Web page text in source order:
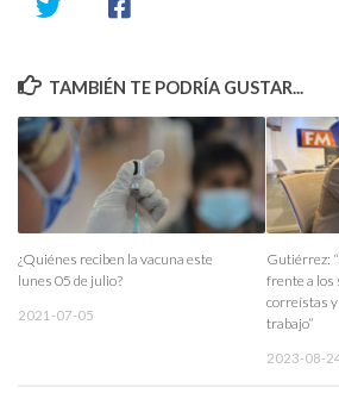
TAMBIÉN TE PODRÍA GUSTAR...
¿Quiénes reciben la vacuna este
lunes 05 de julio?
2021-07-05
Gutiérrez:
frente a los
correístas
trabajo”
2023-08-